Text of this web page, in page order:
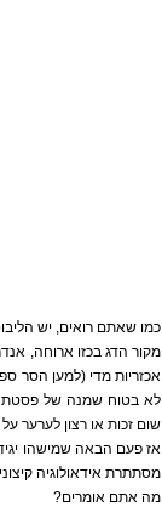
כמו שאתם רואים, יש
מקור הדג בכזו ארוחה,
אכזריות מדי (למען הסר
לא בטוח שמנה של פסטת
שום זכות או רצון לערער
אז פעם הבאה שמישהו
מסתתרת אידאולוגיה
מה אתם אומרים?